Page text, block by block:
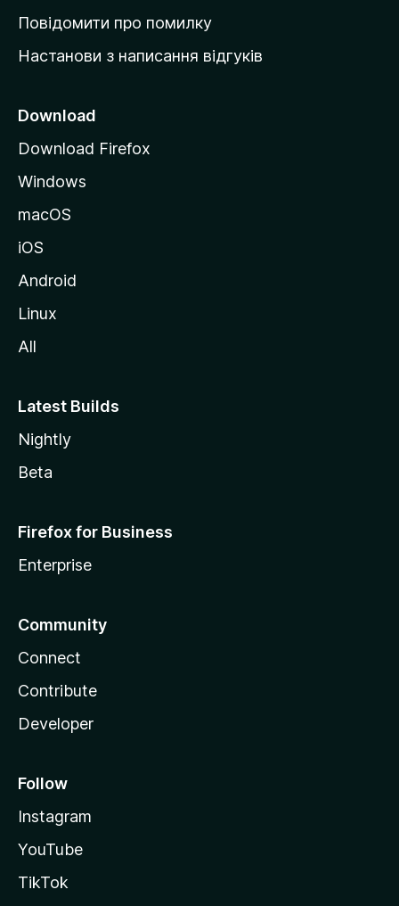
к
M
z
l
l
Повідомити про помилку
Настанови з написання відгуків
Download
Download Firefox
Windows
macOS
iOS
Android
Linux
All
Latest Builds
Nightly
Beta
Firefox for Business
Enterprise
Community
Connect
Contribute
Developer
Follow
Instagram
YouTube
TikTok